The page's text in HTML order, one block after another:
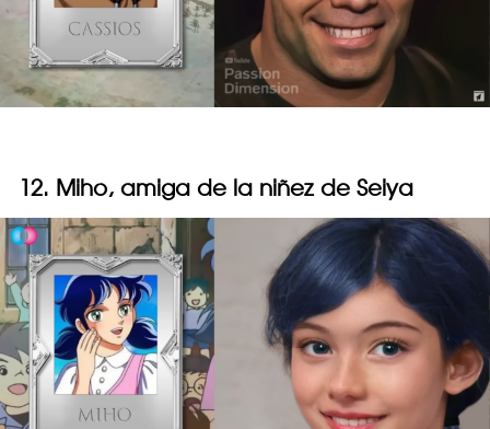
12. Miho, amiga de la niñez de Seiya